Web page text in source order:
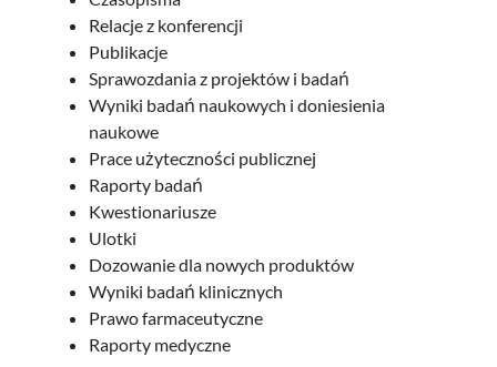
Relacje z konferencji
Publikacje
Sprawozdania z projektów i badań
Wyniki badań naukowych i doniesienia
naukowe
Prace użyteczności publicznej
Raporty badań
Kwestionariusze
Ulotki
Dozowanie dla nowych produktów
Wyniki badań klinicznych
Prawo farmaceutyczne
Raporty medyczne